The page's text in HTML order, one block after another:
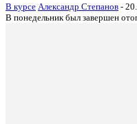
В курсе Александр Степанов -
В понедельник был завершен